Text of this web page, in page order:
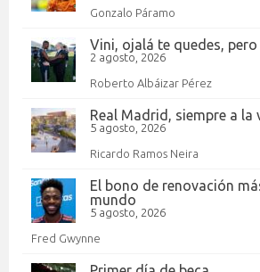
Gonzalo Páramo
Vini, ojalá te quedes, pero
2 agosto, 2026
Roberto Albáizar Pérez
Real Madrid, siempre a la
5 agosto, 2026
Ricardo Ramos Neira
El bono de renovación
mundo
5 agosto, 2026
Fred Gwynne